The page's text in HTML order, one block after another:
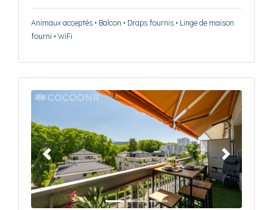
Animaux acceptés • Balcon • Draps fournis • Linge de maison
fourni • WiFi
Précédent Suivant